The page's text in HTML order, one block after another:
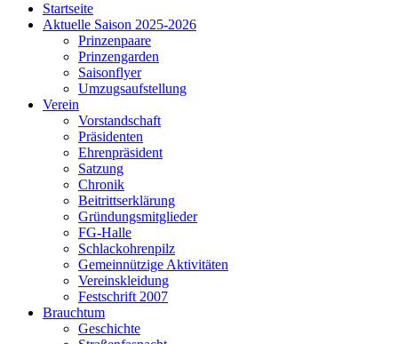
Startseite
Aktuelle Saison 2025-2026
Prinzenpaare
Prinzengarden
Saisonflyer
Umzugsaufstellung
Verein
Vorstandschaft
Präsidenten
Ehrenpräsident
Satzung
Chronik
Beitrittserklärung
Gründungsmitglieder
FG-Halle
Schlackohrenpilz
Gemeinnützige Aktivitäten
Vereinskleidung
Festschrift 2007
Brauchtum
Geschichte